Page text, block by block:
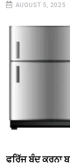
AUGUST 5, 2025
ਫਰਿੱਜ ਬੰਦ ਕਰਨਾ